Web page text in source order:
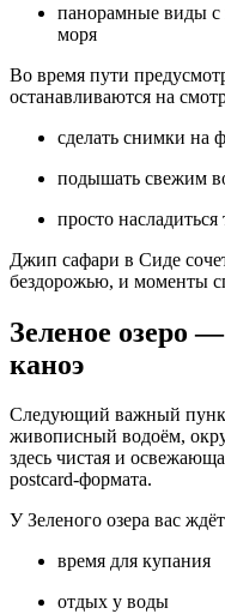
панорамные виды с
моря
Во время пути
останавливаются на
сделать снимки на
подышать свежим
просто
Джип сафари в Сиде
бездорожью, и моменты
Зеленое озеро
каноэ
Следующий важный
живописный водоём,
здесь чистая и
postcard‑формата.
У Зеленого озера вас
время для купания
отдых у воды